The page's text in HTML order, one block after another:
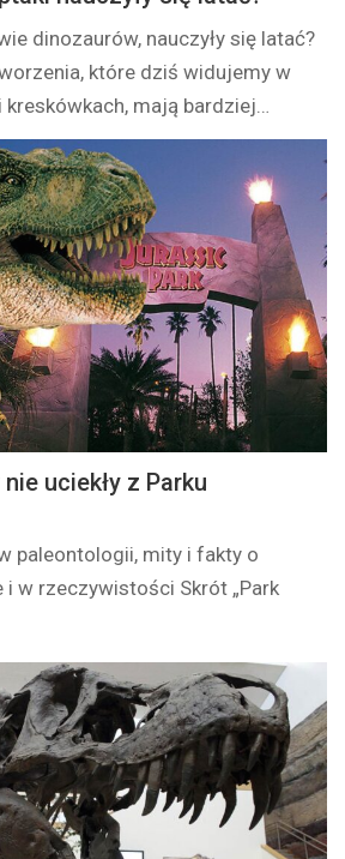
dinozaurów, nauczyły się latać?
które dziś widujemy w
kreskówkach, mają bardziej…
uciekły z Parku
paleontologii, mity i fakty o
i w rzeczywistości Skrót „Park